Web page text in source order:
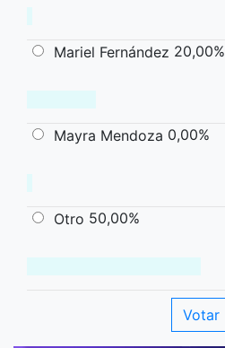
Mariel Fernández 20,00%
Mayra Mendoza 0,00%
Otro 50,00%